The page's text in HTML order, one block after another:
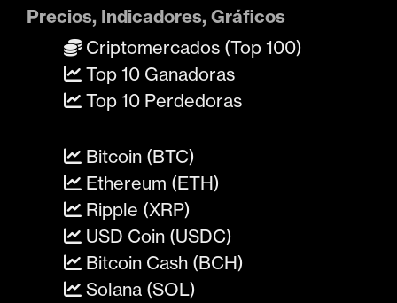
Precios, Indicadores, Gráficos
Criptomercados (Top 100)
Top 10 Ganadoras
Top 10 Perdedoras
Bitcoin (BTC)
Ethereum (ETH)
Ripple (XRP)
USD Coin (USDC)
Bitcoin Cash (BCH)
Solana (SOL)